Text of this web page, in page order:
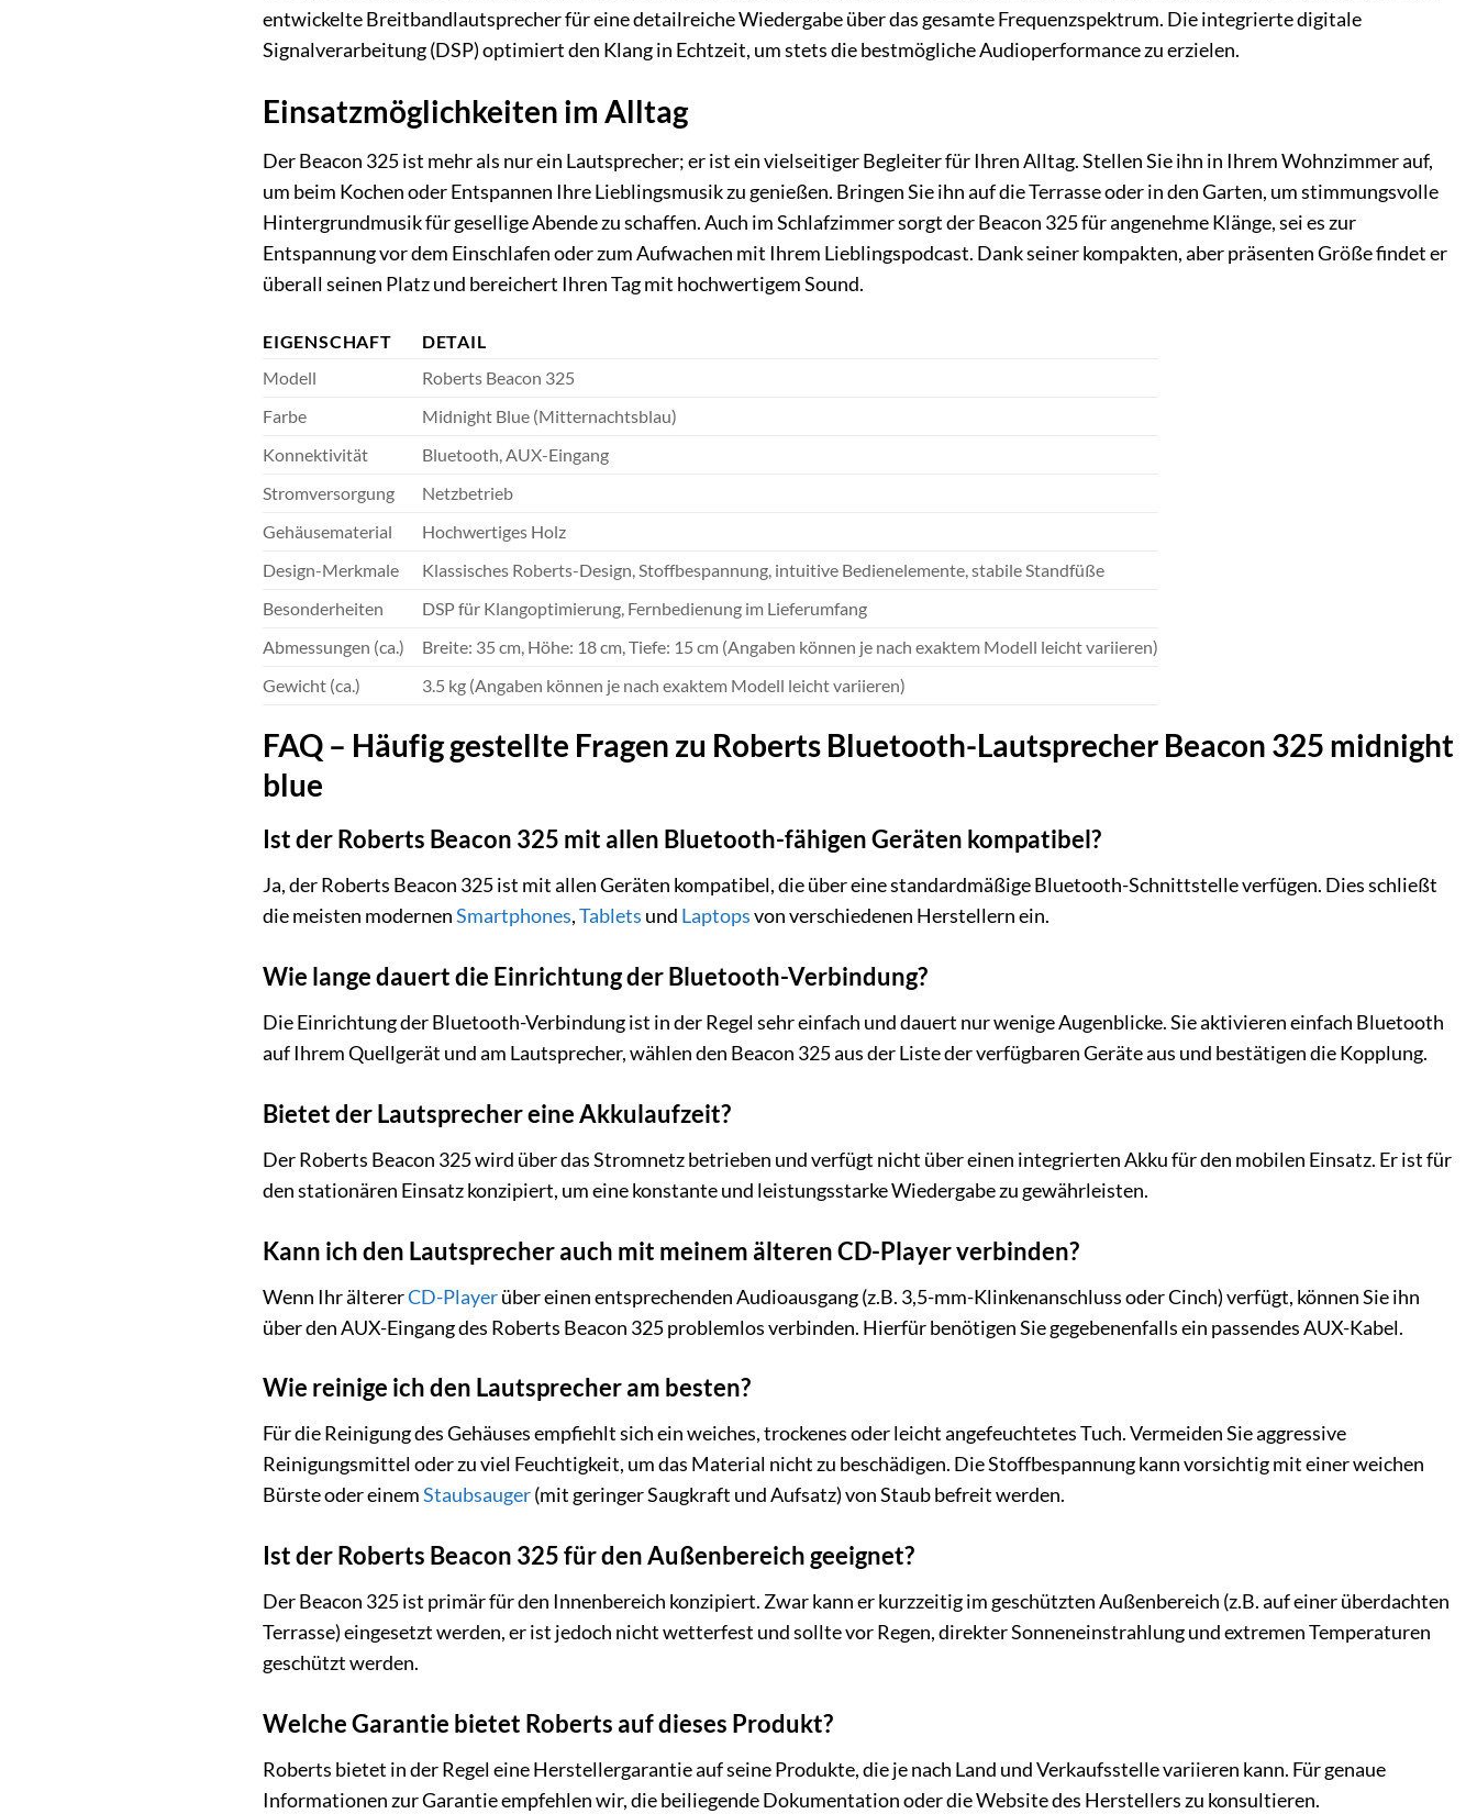
entwickelte Breitbandlautsprecher für eine detailreiche Wiedergabe über das gesamte Frequenzspektrum. Die integrierte digitale
Signalverarbeitung (DSP) optimiert den Klang in Echtzeit, um stets die bestmögliche Audioperformance zu erzielen.
Einsatzmöglichkeiten im Alltag
Der Beacon 325 ist mehr als nur ein Lautsprecher; er ist ein vielseitiger Begleiter für Ihren Alltag. Stellen Sie ihn in Ihrem Wohnzimmer auf,
um beim Kochen oder Entspannen Ihre Lieblingsmusik zu genießen. Bringen Sie ihn auf die Terrasse oder in den Garten, um stimmungsvolle
Hintergrundmusik für gesellige Abende zu schaffen. Auch im Schlafzimmer sorgt der Beacon 325 für angenehme Klänge, sei es zur
Entspannung vor dem Einschlafen oder zum Aufwachen mit Ihrem Lieblingspodcast. Dank seiner kompakten, aber präsenten Größe findet er
überall seinen Platz und bereichert Ihren Tag mit hochwertigem Sound.
EIGENSCHAFT
DETAIL
Modell
Roberts Beacon 325
Farbe
Midnight Blue (Mitternachtsblau)
Konnektivität
Bluetooth, AUX-Eingang
Stromversorgung
Netzbetrieb
Gehäusematerial
Hochwertiges Holz
Design-Merkmale
Klassisches Roberts-Design, Stoffbespannung, intuitive Bedienelemente, stabile Standfüße
Besonderheiten
DSP für Klangoptimierung, Fernbedienung im Lieferumfang
Abmessungen (ca.)
Breite: 35 cm, Höhe: 18 cm, Tiefe: 15 cm (Angaben können je nach exaktem Modell leicht variieren)
Gewicht (ca.)
3.5 kg (Angaben können je nach exaktem Modell leicht variieren)
FAQ – Häufig gestellte Fragen zu Roberts Bluetooth-Lautsprecher Beacon 325 midnight
blue
Ist der Roberts Beacon 325 mit allen Bluetooth-fähigen Geräten kompatibel?
Ja, der Roberts Beacon 325 ist mit allen Geräten kompatibel, die über eine standardmäßige Bluetooth-Schnittstelle verfügen. Dies schließt
die meisten modernenSmartphones,Tablets und Laptopsvon verschiedenen Herstellern ein.
Wie lange dauert die Einrichtung der Bluetooth-Verbindung?
Die Einrichtung der Bluetooth-Verbindung ist in der Regel sehr einfach und dauert nur wenige Augenblicke. Sie aktivieren einfach Bluetooth
auf Ihrem Quellgerät und am Lautsprecher, wählen den Beacon 325 aus der Liste der verfügbaren Geräte aus und bestätigen die Kopplung.
Bietet der Lautsprecher eine Akkulaufzeit?
Der Roberts Beacon 325 wird über das Stromnetz betrieben und verfügt nicht über einen integrierten Akku für den mobilen Einsatz. Er ist für
den stationären Einsatz konzipiert, um eine konstante und leistungsstarke Wiedergabe zu gewährleisten.
Kann ich den Lautsprecher auch mit meinem älteren CD-Player verbinden?
Wenn Ihr ältererCD-Playerüber einen entsprechenden Audioausgang (z.B. 3,5-mm-Klinkenanschluss oder Cinch) verfügt, können Sie ihn
über den AUX-Eingang des Roberts Beacon 325 problemlos verbinden. Hierfür benötigen Sie gegebenenfalls ein passendes AUX-Kabel.
Wie reinige ich den Lautsprecher am besten?
Für die Reinigung des Gehäuses empfiehlt sich ein weiches, trockenes oder leicht angefeuchtetes Tuch. Vermeiden Sie aggressive
Reinigungsmittel oder zu viel Feuchtigkeit, um das Material nicht zu beschädigen. Die Stoffbespannung kann vorsichtig mit einer weichen
Bürste oder einemStaubsauger(mit geringer Saugkraft und Aufsatz) von Staub befreit werden.
Ist der Roberts Beacon 325 für den Außenbereich geeignet?
Der Beacon 325 ist primär für den Innenbereich konzipiert. Zwar kann er kurzzeitig im geschützten Außenbereich (z.B. auf einer überdachten
Terrasse) eingesetzt werden, er ist jedoch nicht wetterfest und sollte vor Regen, direkter Sonneneinstrahlung und extremen Temperaturen
geschützt werden.
Welche Garantie bietet Roberts auf dieses Produkt?
Roberts bietet in der Regel eine Herstellergarantie auf seine Produkte, die je nach Land und Verkaufsstelle variieren kann. Für genaue
Informationen zur Garantie empfehlen wir, die beiliegende Dokumentation oder die Website des Herstellers zu konsultieren.